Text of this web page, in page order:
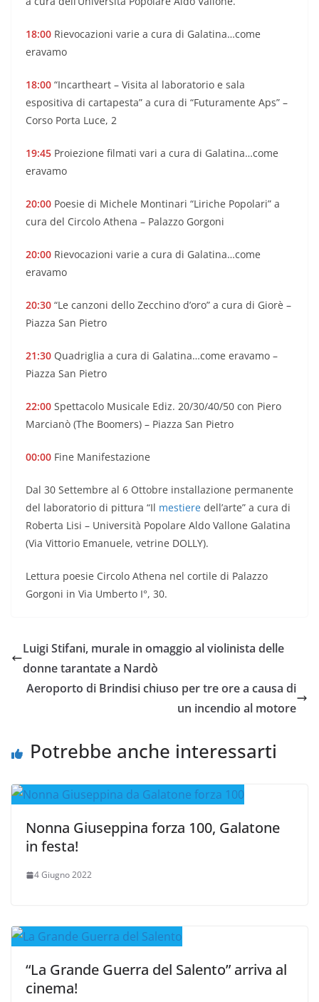
18:00 Rievocazioni varie a cura di Galatina…come
eravamo
18:00 “Incartheart – Visita al laboratorio e sala
espositiva di cartapesta” a cura di “Futuramente Aps” –
Corso Porta Luce, 2
19:45 Proiezione filmati vari a cura di Galatina…come
eravamo
20:00 Poesie di Michele Montinari “Liriche Popolari” a
cura del Circolo Athena – Palazzo Gorgoni
20:00 Rievocazioni varie a cura di Galatina…come
eravamo
20:30 “Le canzoni dello Zecchino d’oro” a cura di Giorè –
Piazza San Pietro
21:30 Quadriglia a cura di Galatina…come eravamo –
Piazza San Pietro
22:00 Spettacolo Musicale Ediz. 20/30/40/50 con Piero
Marcianò (The Boomers) – Piazza San Pietro
00:00 Fine Manifestazione
Dal 30 Settembre al 6 Ottobre installazione permanente
del laboratorio di pittura “Il mestiere dell’arte” a cura di
Roberta Lisi – Università Popolare Aldo Vallone Galatina
(Via Vittorio Emanuele, vetrine DOLLY).
Lettura poesie Circolo Athena nel cortile di Palazzo
Gorgoni in Via Umberto I°, 30.
Luigi Stifani, murale in omaggio al violinista delle
donne tarantate a Nardò
Aeroporto di Brindisi chiuso per tre ore a causa di
un incendio al motore
Potrebbe anche interessarti
Nonna Giuseppina forza 100, Galatone
in festa!
4 Giugno 2022
“La Grande Guerra del Salento” arriva al
cinema!